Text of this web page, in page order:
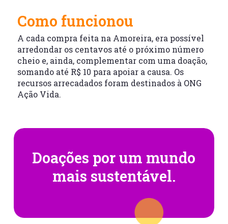
Como funcionou
A cada compra feita na Amoreira, era possível
arredondar os centavos até o próximo número
cheio e, ainda, complementar com uma doação,
somando até R$ 10 para apoiar a causa. Os
recursos arrecadados foram destinados à ONG
Ação Vida.
Doações por um mundo
mais sustentável.